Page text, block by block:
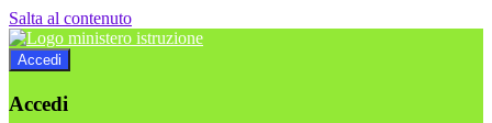
Salta al contenuto
Accedi
Accedi